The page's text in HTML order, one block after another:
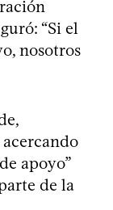
“Si el
nosotros
apoyo”
de la